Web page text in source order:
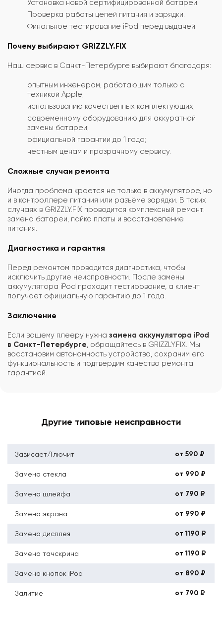
Установка новой сертифицированной батареи.
Проверка работы цепей питания и зарядки.
Финальное тестирование iPod перед выдачей.
Почему выбирают GRIZZLY.FIX
Наш сервис в Санкт-Петербурге выбирают благодаря:
опытным инженерам, работающим только с
техникой Apple;
использованию качественных комплектующих;
современному оборудованию для аккуратной
замены батареи;
официальной гарантии до 1 года;
честным ценам и прозрачному сервису.
Сложные случаи ремонта
Иногда проблема кроется не только в аккумуляторе, но
и в контроллере питания или разъёме зарядки. В таких
случаях в GRIZZLY.FIX проводится комплексный ремонт:
замена батареи, пайка платы и восстановление
питания.
Диагностика и гарантия
Перед ремонтом проводится диагностика, чтобы
исключить другие неисправности. После замены
аккумулятора iPod проходит тестирование, а клиент
получает официальную гарантию до 1 года.
Заключение
Если вашему плееру нужна замена аккумулятора iPod
в Санкт-Петербурге , обращайтесь в GRIZZLY.FIX. Мы
восстановим автономность устройства, сохраним его
функциональность и подтвердим качество ремонта
гарантией.
Другие типовые неисправности
Зависает/Глючит от 590 ₽
Замена стекла от 990 ₽
Замена шлейфа от 790 ₽
Замена экрана от 990 ₽
Замена дисплея от 1190 ₽
Замена тачскрина от 1190 ₽
Замена кнопок iPod от 890 ₽
Залитие от 790 ₽